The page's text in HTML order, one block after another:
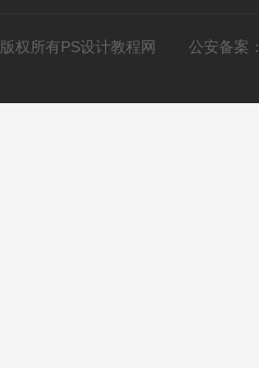
版权所有PS设计教程网 公安备案：